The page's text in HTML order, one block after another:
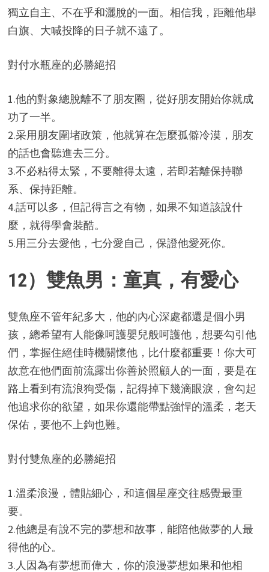
獨立自主、不在乎和灑脫的一面。相信我，距離他舉
白旗、大喊投降的日子就不遠了。
對付水瓶座的必勝絕招
1.他的對象總脫離不了朋友圈，從好朋友開始你就成
功了一半。
2.采用朋友圍堵政策，他就算在怎麼孤僻冷漠，朋友
的話也會聽進去三分。
3.不必粘得太緊，不要離得太遠，若即若離保持聯
系、保持距離。
4.話可以多，但記得言之有物，如果不知道該說什
麼，就得學會裝酷。
5.用三分去愛他，七分愛自己，保證他愛死你。
12）雙魚男：童真，有愛心
雙魚座不管年紀多大，他的內心深處都還是個小男
孩，總希望有人能像呵護嬰兒般呵護他，想要勾引他
們，掌握住絕佳時機關懷他，比什麼都重要！你大可
故意在他們面前流露出你善於照顧人的一面，要是在
路上看到有流浪狗受傷，記得掉下幾滴眼淚，會勾起
他追求你的欲望，如果你還能帶點強悍的溫柔，老天
保佑，要他不上鉤也難。
對付雙魚座的必勝絕招
1.溫柔浪漫，體貼細心，和這個星座交往感覺最重
要。
2.他總是有說不完的夢想和故事，能陪他做夢的人最
得他的心。
3.人因為有夢想而偉大，你的浪漫夢想如果和他相